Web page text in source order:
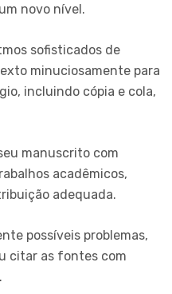
novo nível.
sofisticados de
minuciosamente para
incluindo cópia e cola,
manuscrito com
acadêmicos,
adequada.
possíveis problemas,
citar as fontes com